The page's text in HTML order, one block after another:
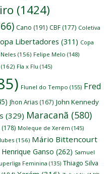
(1424)
Cano (191) CBF (177) Coletiva
Libertadores (311) Copa
(156) Felipe Melo (148)
(162) Fla x Flu (145)
Flunel do Tempo (155) Fred
Jhon Arias (167) John Kennedy
(329) Maracanã (580)
(178) Moleque de Xerém (145)
(156) Mário Bittencourt
Ganso (262) Samuel
Feminina (135) Thiago Silva